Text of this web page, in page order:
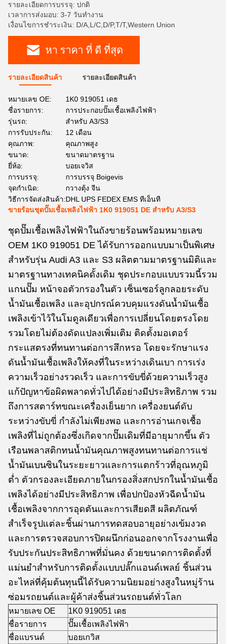
รายละเอียดการบรรจุ: ปกติ
เวลาการส่งมอบ: 3-7 วันทำงาน
เงื่อนไขการชำระเงิน: D/A,L/C,D/P,T/T,Western Union
หา ราคา ที่ ดี ที่สุด
รายละเอียดสินค้า รายละเอียดสินค้า
หมายเลข OE:
1K0 919051 เดธ
ชื่อรายการ:
การประกอบปั๊มเชื้อเพลิงไฟฟ้า
รุ่นรถ:
สำหรับ A3/S3
การรับประกัน:
12 เดือน
คุณภาพ:
คุณภาพสูง
ขนาด:
ขนาดมาตรฐาน
ยี่ห้อ:
บอยเจวิส
การบรรจุ:
การบรรจุ Boigevis
จุดกำเนิด:
กวางตุ้ง จีน
วิธีการจัดส่งสินค้า:DHL UPS FEDEX EMS ทีเอ็นที
ขายร้อนชุดปั๊มเชื้อเพลิงไฟฟ้า 1K0 919051 DE สำหรับ A3/S3
ชุดปั๊มเชื้อเพลิงไฟฟ้าในถังขายร้อนพร้อมหมายเลข
OEM 1K0 919051 DE ได้รับการออกแบบมาเป็นพิเศษ
สำหรับรุ่น Audi A3 และ S3 ผลิตตามมาตรฐานมิติและ
มาตรฐานทางเทคนิคดั้งเดิม ชุดประกอบแบบรวมนี้รวม
แกนปั๊ม หน้าจอตัวกรองในตัว เซ็นเซอร์ลูกลอยระดับ
น้ำมันเชื้อเพลิง และอุปกรณ์ควบคุมแรงดันน้ำมันเชื้อ
เพลิงเข้าไว้ในโมดูลเดียวเพื่อการเปลี่ยนโดยตรงโดย
รวมโดยไม่ต้องดัดแปลงเพิ่มเติม ติดตั้งมอเตอร์
กระแสตรงที่ทนทานต่อการสึกหรอ โดยจะรักษาแรง
ดันน้ำมันเชื้อเพลิงให้คงที่ในระหว่างเดินเบา การเร่ง
ความเร็วอย่างรวดเร็ว และการขับขี่ด้วยความเร็วสูง
แก้ปัญหาข้อผิดพลาดทั่วไปได้อย่างมีประสิทธิภาพ รวม
ถึงการสตาร์ทขณะเครื่องเย็นยาก เครื่องยนต์ดับ
ระหว่างขับขี่ กำลังไม่เพียงพอ และการอ่านเกจเชื้อ
เพลิงที่ไม่ถูกต้องซึ่งเกิดจากปั๊มเดิมที่มีอายุมากขึ้น ตัว
เรือนพลาสติกทนน้ำมันคุณภาพสูงทนทานต่อการแช่
น้ำมันเบนซินในระยะยาวและการแตกร้าวที่อุณหภูมิ
ต่ำ ตัวกรองละเอียดภายในกรองสิ่งสกปรกในน้ำมันเชื้อ
เพลิงได้อย่างมีประสิทธิภาพ เพื่อปกป้องหัวฉีดน้ำมัน
เชื้อเพลิงจากการอุดตันและการเสียดสี ผลิตภัณฑ์
สำเร็จรูปแต่ละชิ้นผ่านการทดสอบอายุอย่างเข้มงวด
และการตรวจสอบการปิดผนึกก่อนออกจากโรงงานเพื่อ
รับประกันประสิทธิภาพที่มั่นคง ด้วยขนาดการติดตั้งที่
แม่นยำสำหรับการติดตั้งแบบปลั๊กแอนด์เพลย์ ชิ้นส่วน
อะไหล่ที่คุ้มต้นทุนนี้ได้รับความนิยมอย่างสูงในหมู่ร้าน
ซ่อมรถยนต์และผู้ค้าส่งชิ้นส่วนรถยนต์ทั่วโลก
หมายเลข OE
1K0 919051 เดธ
ชื่อรายการ
ปั๊มเชื้อเพลิงไฟฟ้า
ชื่อแบรนด์
บอยเกวิส